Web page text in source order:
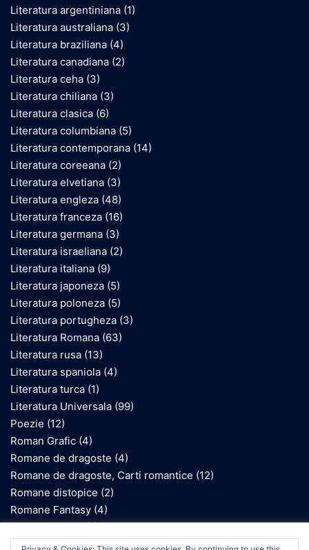
Literatura argentiniana (1)
Literatura australiana (3)
Literatura braziliana (4)
Literatura canadiana (2)
Literatura ceha (3)
Literatura chiliana (3)
Literatura clasica (6)
Literatura columbiana (5)
Literatura contemporana (14)
Literatura coreeana (2)
Literatura elvetiana (3)
Literatura engleza (48)
Literatura franceza (16)
Literatura germana (3)
Literatura israeliana (2)
Literatura italiana (9)
Literatura japoneza (5)
Literatura poloneza (5)
Literatura portugheza (3)
Literatura Romana (63)
Literatura rusa (13)
Literatura spaniola (4)
Literatura turca (1)
Literatura Universala (99)
Poezie (12)
Roman Grafic (4)
Romane de dragoste (4)
Romane de dragoste, Carti romantice (12)
Romane distopice (2)
Romane Fantasy (4)
Romane gotice (1)
Romane inspirate de Holocaust (10)
We use cookies on our website to give you the most